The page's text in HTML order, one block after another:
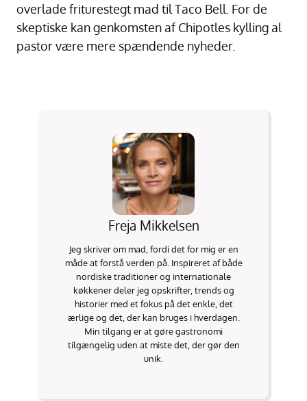
overlade friturestegt mad til Taco Bell. For de
skeptiske kan genkomsten af Chipotles kylling al
pastor være mere spændende nyheder.
Freja Mikkelsen
Jeg skriver om mad, fordi det for mig er en
måde at forstå verden på. Inspireret af både
nordiske traditioner og internationale
køkkener deler jeg opskrifter, trends og
historier med et fokus på det enkle, det
ærlige og det, der kan bruges i hverdagen.
Min tilgang er at gøre gastronomi
tilgængelig uden at miste det, der gør den
unik.